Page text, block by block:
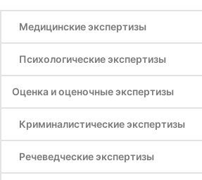
Медицинские экспертизы
Психологические экспертизы
Оценка и оценочные экспертизы
Криминалистические экспертизы
Речеведческие экспертизы